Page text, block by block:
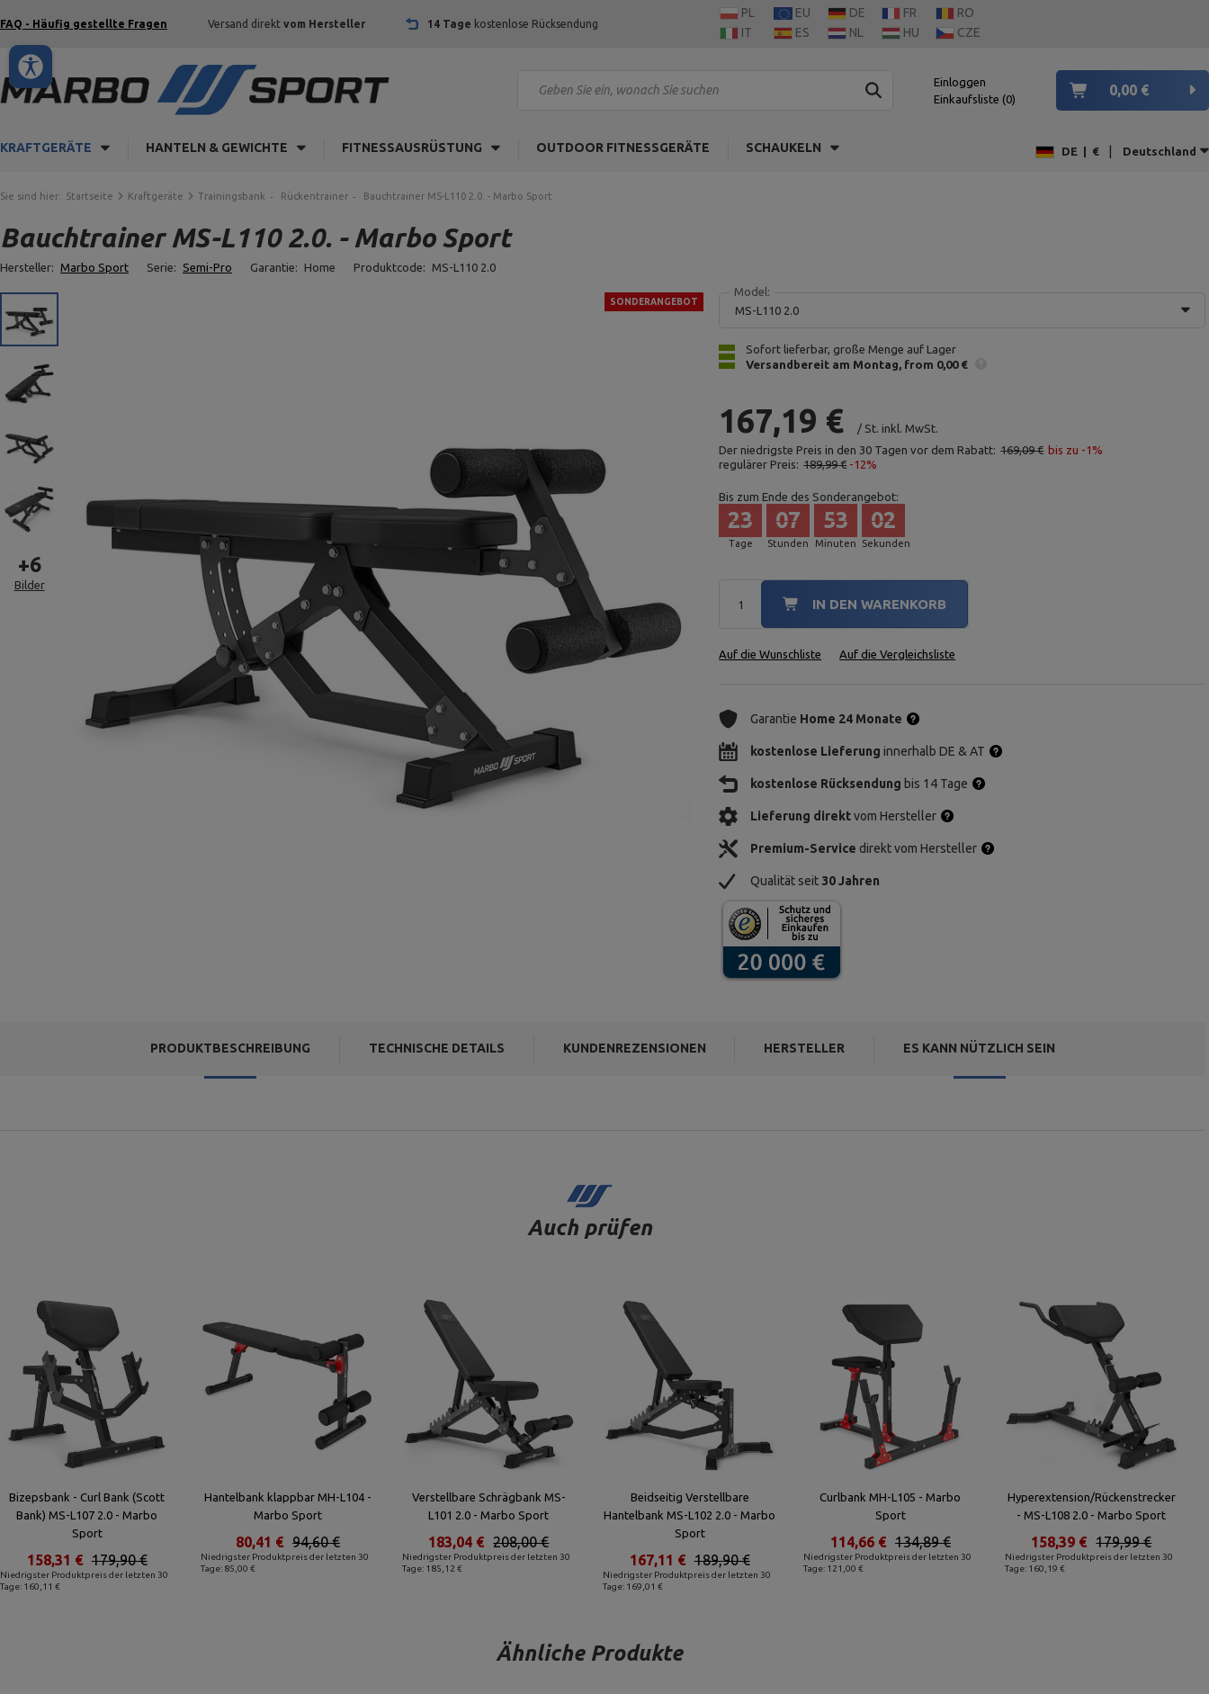
FAQ - Häufig gestellte Fragen Versand direkt vom Hersteller 14 Tage kostenlose Rücksendung
PL EU DE FR
RO
IT
ES NL HU CZE
Einloggen
Einkaufsliste 0
0,00 €
KRAFTGERÄTE HANTELN & GEWICHTE FITNESSAUSRÜSTUNG OUTDOOR FITNESSGERÄTE SCHAUKELN DE € | Deutschland
Sie sind hier: Startseite Kraftgeräte Trainingsbank Rückentrainer Bauchtrainer MS-L110 2.0. - Marbo Sport
Bauchtrainer MS-L110 2.0. - Marbo Sport
Hersteller: Marbo Sport Serie: Semi-Pro Garantie: Home Produktcode: MS-L110 2.0
+6
Bilder
SONDERANGEBOT
Model:
MS-L110 2.0
Sofort lieferbar, große Menge auf Lager
Versandbereit am Montag from 0,00 €
167,19 € / St. inkl. MwSt.
Der niedrigste Preis in den 30 Tagen vor dem Rabatt: 169,09 € bis zu -1%
regulärer Preis: 189,99 € -12%
Bis zum Ende des Sonderangebot:
Tage
23
Stunden
07
Minuten
53
Sekunden
01
IN DEN WARENKORB
Auf die Wunschliste Auf die Vergleichsliste
Garantie Home 24 Monate
kostenlose Lieferung innerhalb DE & AT
kostenlose Rücksendung bis 14 Tage
Lieferung direktvom Hersteller
Premium-Service direkt vom Hersteller
Qualität seit 30 Jahren
PRODUKTBESCHREIBUNG TECHNISCHE DETAILS KUNDENREZENSIONEN HERSTELLER ES KANN NÜTZLICH SEIN
Auch prüfen
Bizepsbank - Curl Bank (Scott
Bank) MS-L107 2.0 - Marbo
Sport
Niedrigster Produktpreis der letzten 30
Tage: 160,11 €
179,90 €
158,31 €
Hantelbank klappbar MH-L104 -
Marbo Sport
Niedrigster Produktpreis der letzten 30
Tage: 85,00 €
94,60 €
80,41 €
Verstellbare Schrägbank MS-
L101 2.0 - Marbo Sport
Niedrigster Produktpreis der letzten 30
Tage: 185,12 €
208,00 €
183,04 €
Beidseitig Verstellbare
Hantelbank MS-L102 2.0 - Marbo
Sport
Niedrigster Produktpreis der letzten 30
Tage: 169,01 €
189,90 €
167,11 €
Curlbank MH-L105 - Marbo
Sport
Niedrigster Produktpreis der letzten 30
Tage: 121,00 €
134,89 €
114,66 €
Hyperextension/Rückenstrecker
- MS-L108 2.0 - Marbo Sport
Niedrigster Produktpreis der letzten 30
Tage: 160,19 €
179,99 €
158,39 €
Ähnliche Produkte